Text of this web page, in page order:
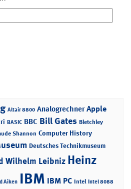
Altair 8800 Analogrechner Apple
BASIC BBC Bill Gates Bletchley
Shannon Computer History
Deutsches Technikmuseum
Wilhelm Leibniz Heinz
Aiken IBM IBM PC Intel Intel 8088